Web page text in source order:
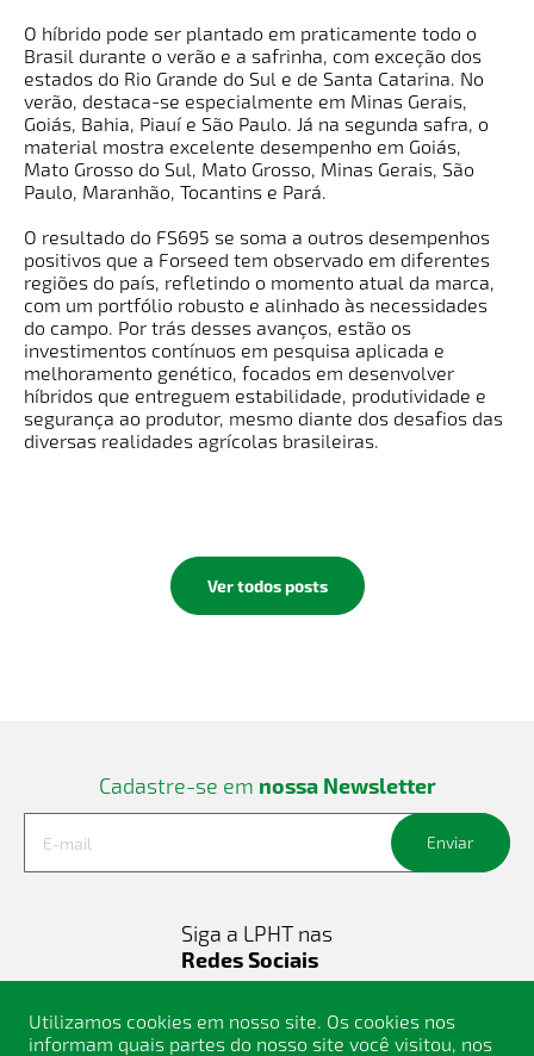
O híbrido pode ser plantado em praticamente todo o
Brasil durante o verão e a safrinha, com exceção dos
estados do Rio Grande do Sul e de Santa Catarina. No
verão, destaca-se especialmente em Minas Gerais,
Goiás, Bahia, Piauí e São Paulo. Já na segunda safra, o
material mostra excelente desempenho em Goiás,
Mato Grosso do Sul, Mato Grosso, Minas Gerais, São
Paulo, Maranhão, Tocantins e Pará.
O resultado do FS695 se soma a outros desempenhos
positivos que a Forseed tem observado em diferentes
regiões do país, refletindo o momento atual da marca,
com um portfólio robusto e alinhado às necessidades
do campo. Por trás desses avanços, estão os
investimentos contínuos em pesquisa aplicada e
melhoramento genético, focados em desenvolver
híbridos que entreguem estabilidade, produtividade e
segurança ao produtor, mesmo diante dos desafios das
diversas realidades agrícolas brasileiras.
Ver todos posts
Cadastre-se em nossa Newsletter
Enviar
Siga a LPHT nas
Redes Sociais
Utilizamos cookies em nosso site. Os cookies nos
informam quais partes do nosso site você visitou, nos